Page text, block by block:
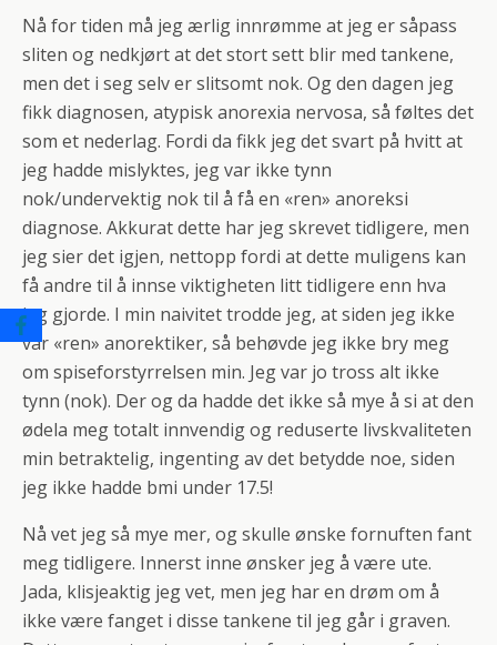
Nå for tiden må jeg ærlig innrømme at jeg er såpass
sliten og nedkjørt at det stort sett blir med tankene,
men det i seg selv er slitsomt nok. Og den dagen jeg
fikk diagnosen, atypisk anorexia nervosa, så føltes det
som et nederlag. Fordi da fikk jeg det svart på hvitt at
jeg hadde mislyktes, jeg var ikke tynn
nok/undervektig nok til å få en «ren» anoreksi
diagnose. Akkurat dette har jeg skrevet tidligere, men
jeg sier det igjen, nettopp fordi at dette muligens kan
få andre til å innse viktigheten litt tidligere enn hva
jeg gjorde. I min naivitet trodde jeg, at siden jeg ikke
var «ren» anorektiker, så behøvde jeg ikke bry meg
om spiseforstyrrelsen min. Jeg var jo tross alt ikke
tynn (nok). Der og da hadde det ikke så mye å si at den
ødela meg totalt innvendig og reduserte livskvaliteten
min betraktelig, ingenting av det betydde noe, siden
jeg ikke hadde bmi under 17.5!
Nå vet jeg så mye mer, og skulle ønske fornuften fant
meg tidligere. Innerst inne ønsker jeg å være ute.
Jada, klisjeaktig jeg vet, men jeg har en drøm om å
ikke være fanget i disse tankene til jeg går i graven.